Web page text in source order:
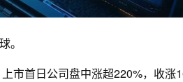
。
市首日公司盘中涨超220%，收